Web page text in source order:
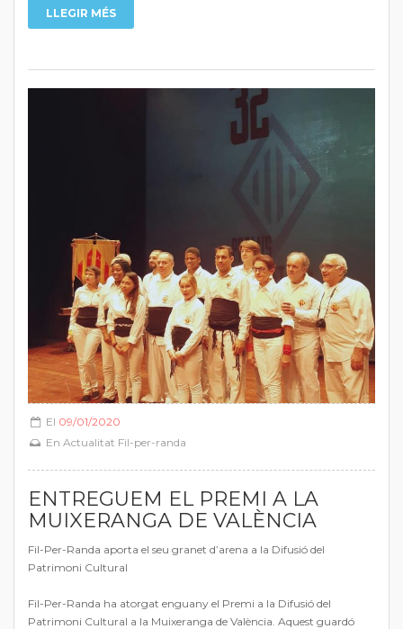
LLEGIR MÉS
El 09/01/2020
En Actualitat Fil-per-randa
ENTREGUEM EL PREMI A LA
MUIXERANGA DE VALÈNCIA
Fil-Per-Randa aporta el seu granet d’arena a la Difusió del
Patrimoni Cultural
Fil-Per-Randa ha atorgat enguany el Premi a la Difusió del
Patrimoni Cultural a la Muixeranga de València. Aquest guardó